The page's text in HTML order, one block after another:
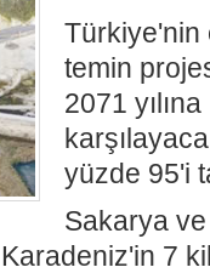
Türkiye'nin
temin
2071
yüzde 95'i
Sakarya
7